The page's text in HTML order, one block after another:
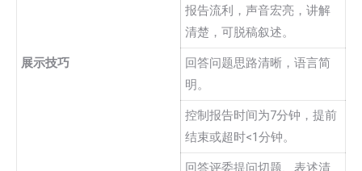
展示技巧
报告流利，声音宏亮，讲解
清楚，可脱稿叙述。
回答问题思路清晰，语言简
明。
控制报告时间为7分钟，提前
结束或超时<1分钟。
回答评委提问切题、表述清